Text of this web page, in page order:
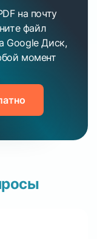
на почту
файл
Google Диск,
момент